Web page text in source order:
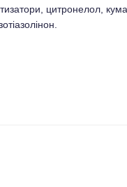
цитронелол,